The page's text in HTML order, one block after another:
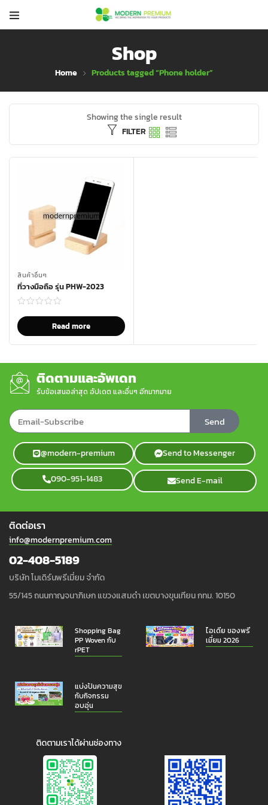
Shop
Home Products tagged “Phone holder”
Showing the single result
FILTER
สินค้าอื่นๆ
ที่วางมือถือ รุ่น PHW-2023
Read more
ติดตามและอัพเดท
รับข้อเสนอล่าสุด อัปเดต และอื่นๆ อีกมากมาย
Send
@modern-premium Send to Messenger
090-951-1483 Send E-mail
ติดต่อเรา
info@modernpremium.com
02-408-5189
บริษัท โมเดิร์นพรีเมี่ยม จำกัด
55/145 ถนนกาญจนาภิเษก แขวงแสมดำ เขตบางขุนเทียน กทม. 10150
Shopping Bag
PP Woven กับ
rPET
ไอเดีย ของพรี
เมี่ยม 2026
แบ่งปันความสุข
กับกิจกรรม
อบอุ่น
ติดตามเราได้ผ่านช่องทาง